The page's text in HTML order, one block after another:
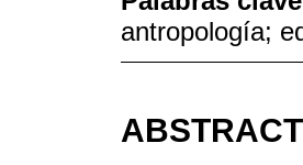
antropología;
ABSTRACT